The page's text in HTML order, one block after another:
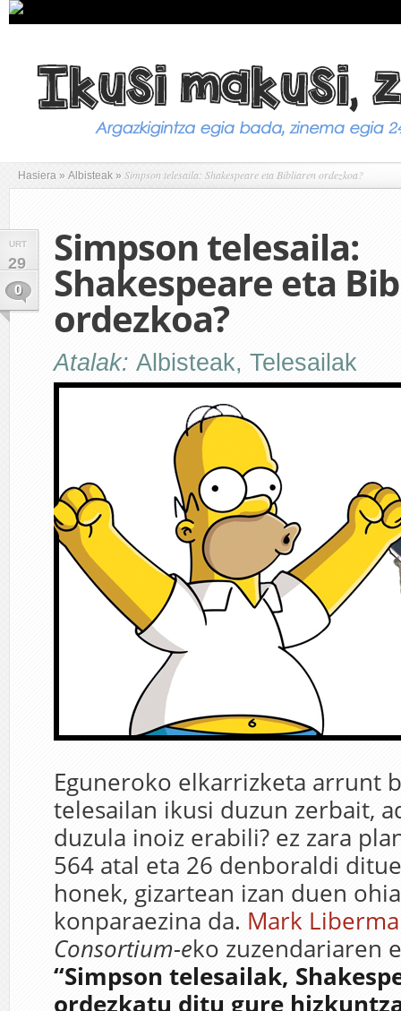
Hasiera » Albisteak » Simpson telesaila: Shakespeare eta Bibliaren ordezkoa?
URT
29
0
Simpson telesaila:
Shakespeare eta
ordezkoa?
Atalak: Albisteak, Telesailak
Eguneroko elkarrizketa arrunt
telesailan ikusi duzun zerbait,
duzula inoiz erabili? ez zara
564 atal eta 26 denboraldi
honek, gizartean izan duen
konparaezina da. Mark
Consortium-eko zuzendariaren
“Simpson telesailak,
ordezkatu ditu gure